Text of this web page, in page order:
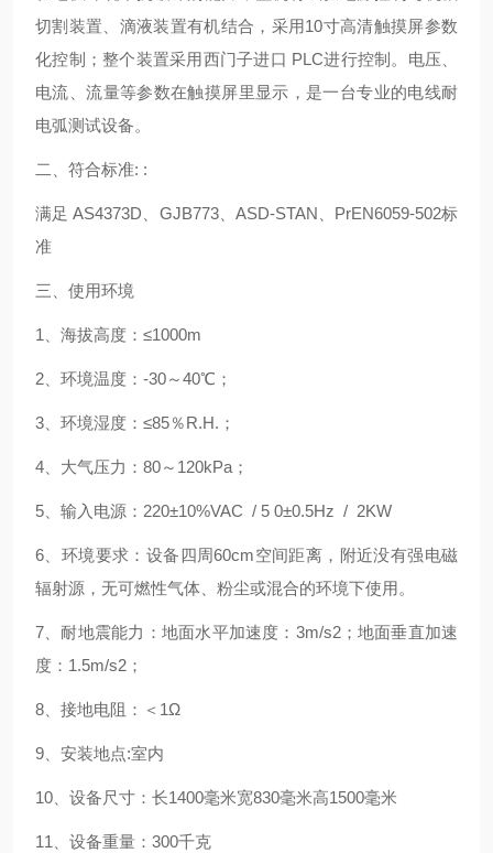
切割装置、滴液装置有机结合，采用10寸高清触摸屏参数
化控制；整个装置采用西门子进口 PLC进行控制。电压、
电流、流量等参数在触摸屏里显示，是一台专业的电线耐
电弧测试设备。
二、符合标准: :
满足 AS4373D、GJB773、ASD-STAN、PrEN6059-502标
准
三、使用环境
1、海拔高度：≤1000m
2、环境温度：-30～40℃；
3、环境湿度：≤85％R.H.；
4、大气压力：80～120kPa；
5、输入电源：220±10%VAC / 5 0±0.5Hz / 2KW
6、环境要求：设备四周60cm空间距离，附近没有强电磁
辐射源，无可燃性气体、粉尘或混合的环境下使用。
7、耐地震能力：地面水平加速度：3m/s2；地面垂直加速
度：1.5m/s2；
8、接地电阻：＜1Ω
9、安装地点:室内
10、设备尺寸：长1400毫米宽830毫米高1500毫米
11、设备重量：300千克